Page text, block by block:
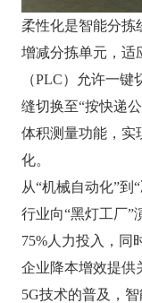
柔性化是智能分拣
增减分拣单元，适
（PLC）允许一
缝切换至“按快递
体积测量功能，实
化。
从“机械自动化”到
行业向“黑灯工厂”
75%人力投入，同
企业降本增效提供
5G技术的普及，